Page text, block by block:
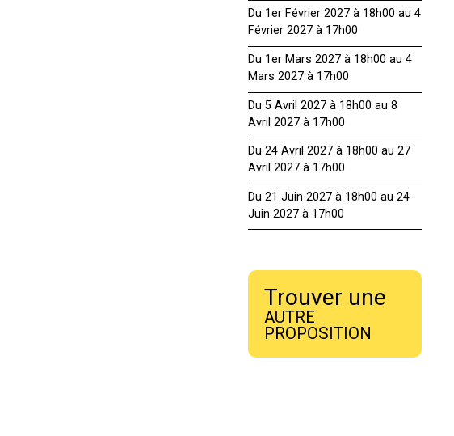
Du 1er Février 2027 à 18h00 au 4
Février 2027 à 17h00
Du 1er Mars 2027 à 18h00 au 4
Mars 2027 à 17h00
Du 5 Avril 2027 à 18h00 au 8
Avril 2027 à 17h00
Du 24 Avril 2027 à 18h00 au 27
Avril 2027 à 17h00
Du 21 Juin 2027 à 18h00 au 24
Juin 2027 à 17h00
Trouver une
AUTRE
PROPOSITION